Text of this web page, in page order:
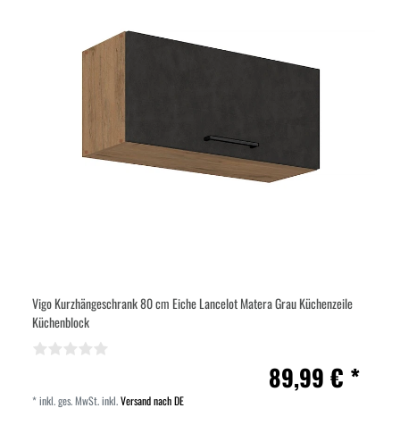
Vigo Kurzhängeschrank 80 cm Eiche Lancelot Matera Grau Küchenzeile
Küchenblock
89,99 € *
*inkl. ges. MwSt.inkl.Versand nach DE